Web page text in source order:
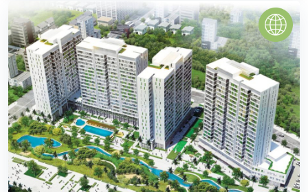
CITIHOME QUẬN 2
Citi Home thuộc phân khúc căn hộ cao cấp với quy mô rộng
tới gần 10ha đã được quy hoạch bao gồm 4 tòa tháp căn
hộ cao cấp từ 21-23 ...
0 (0 đánh giá)